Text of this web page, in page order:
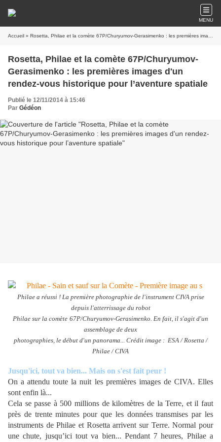
MENU
Accueil » Rosetta, Philae et la comète 67P/Churyumov-Gerasimenko : les premières images d'un rendez-vous historique pour l’aventure spatiale
Rosetta, Philae et la comète 67P/Churyumov-
Gerasimenko : les premières images d'un
rendez-vous historique pour l’aventure spatiale
Publié le 12/11/2014 à 15:46
Par Gédéon
Philae a réussi ! La première photographie de l'instrument CIVA prise
depuis l'atterrissage du robot
Philae sur la comète 67P/Churyumov-Gerasimenko. En fait, il s'agit d'un
assemblage de deux
photographies, le début d'un panorama... Crédit image : ESA / Rosetta /
Philae / CIVA
Jusqu'ici, tout va bien... Mais on s'est fait peur !
On a attendu toute la nuit les premières images de CIVA. Elles
sont enfin là...
Cela se passe à 500 millions de kilomètres de la Terre, et il faut
près de trente minutes pour que les données transmises par les
instruments de Philae et Rosetta arrivent sur Terre. Normal pour
une chute, jusqu’ici tout va bien... Pendant 7 heures, Philae a